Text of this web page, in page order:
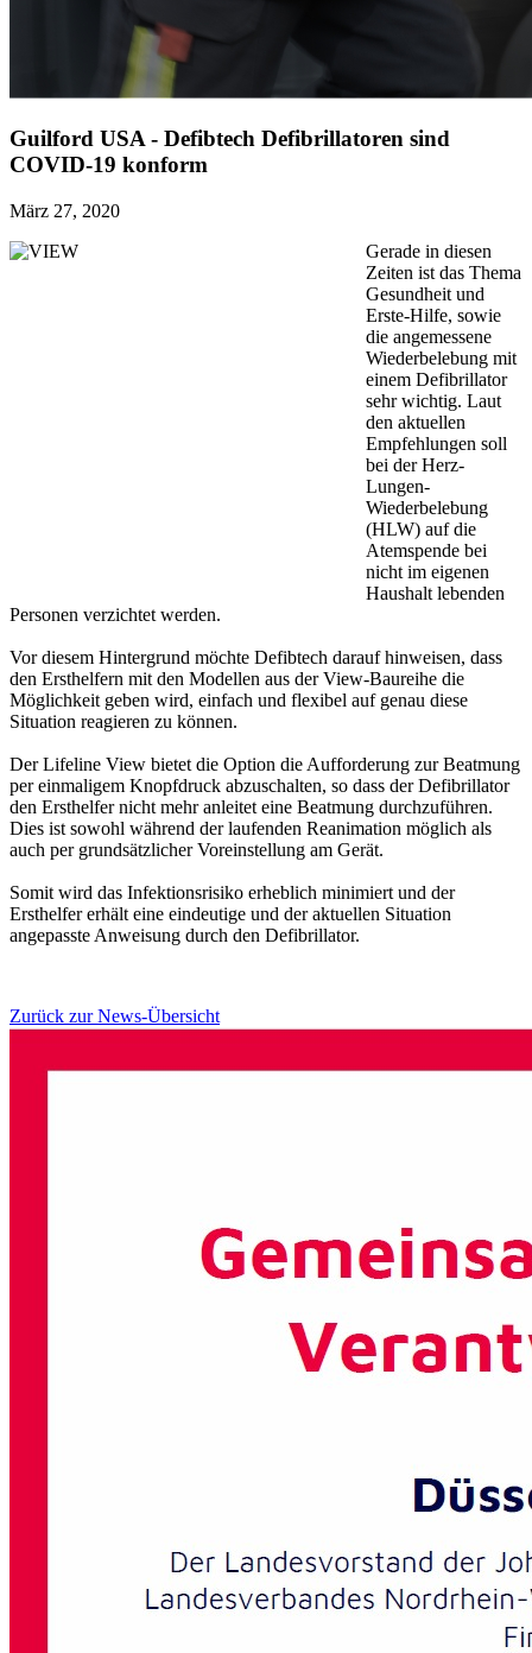
Guilford USA - Defibtech Defibrillatoren sind
COVID-19 konform
März 27, 2020
Gerade in diesen
Zeiten ist das Thema
Gesundheit und
Erste-Hilfe, sowie
die angemessene
Wiederbelebung mit
einem Defibrillator
sehr wichtig. Laut
den aktuellen
Empfehlungen soll
bei der Herz-
Lungen-
Wiederbelebung
(HLW) auf die
Atemspende bei
nicht im eigenen
Haushalt lebenden
Personen verzichtet werden.
Vor diesem Hintergrund möchte Defibtech darauf hinweisen, dass
den Ersthelfern mit den Modellen aus der View-Baureihe die
Möglichkeit geben wird, einfach und flexibel auf genau diese
Situation reagieren zu können.
Der Lifeline View bietet die Option die Aufforderung zur Beatmung
per einmaligem Knopfdruck abzuschalten, so dass der Defibrillator
den Ersthelfer nicht mehr anleitet eine Beatmung durchzuführen.
Dies ist sowohl während der laufenden Reanimation möglich als
auch per grundsätzlicher Voreinstellung am Gerät.
Somit wird das Infektionsrisiko erheblich minimiert und der
Ersthelfer erhält eine eindeutige und der aktuellen Situation
angepasste Anweisung durch den Defibrillator.
Zurück zur News-Übersicht